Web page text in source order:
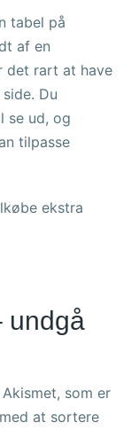
tabel på
af en
det rart at have
Du
se ud, og
tilpasse
ekstra
undgå
som er
at sortere